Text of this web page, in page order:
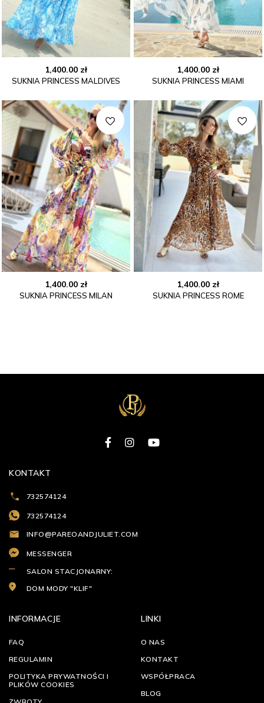
1,400.00 zł
SUKNIA PRINCESS MALDIVES
1,400.00 zł
SUKNIA PRINCESS MIAMI
1,400.00 zł
SUKNIA PRINCESS MILAN
1,400.00 zł
SUKNIA PRINCESS ROME
KONTAKT
732574124
732574124
INFO@PAREOANDJULIET.COM
MESSENGER
SALON STACJONARNY:
DOM MODY "KLIF"
INFORMACJE
FAQ
REGULAMIN
POLITYKA PRYWATNOŚCI I
PLIKÓW COOKIES
LINKI
O NAS
KONTAKT
WSPÓŁPRACA
BLOG